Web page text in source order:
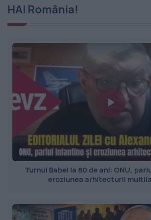
HAI România!
Turnul Babel la 80 de ani: ONU,
eroziunea arhitecturii